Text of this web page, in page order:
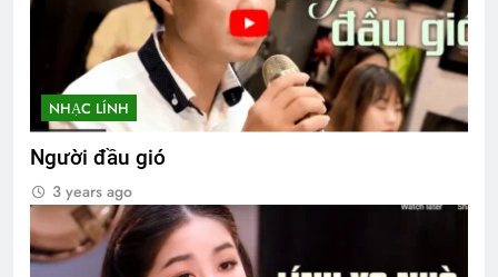
NHẠC LÍNH
Người đầu gió
3 years ago